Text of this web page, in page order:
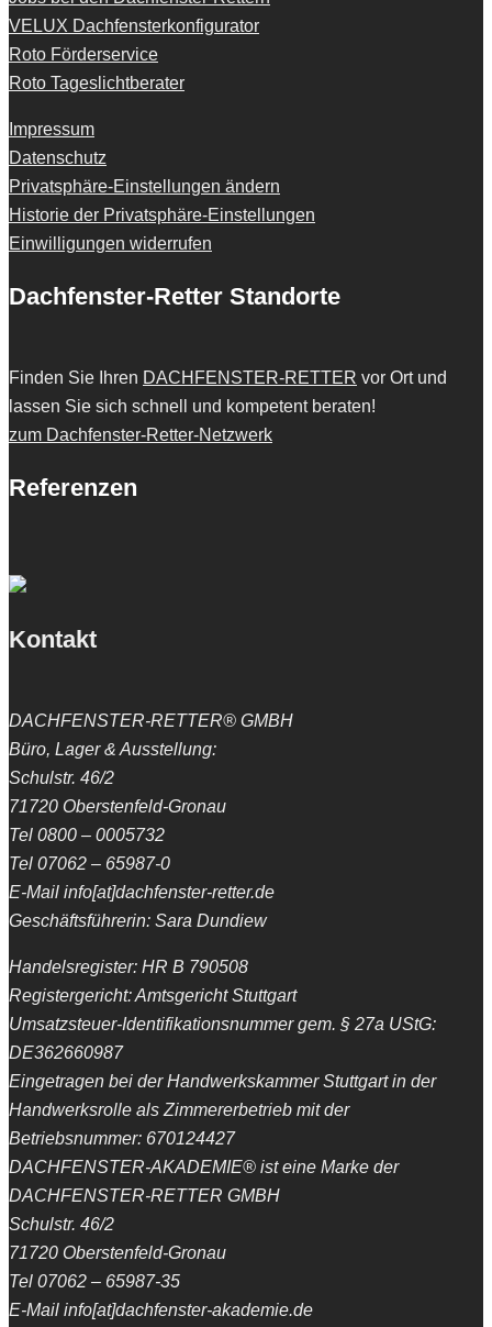
VELUX Dachfensterkonfigurator
Roto Förderservice
Roto Tageslichtberater
Impressum
Datenschutz
Privatsphäre-Einstellungen ändern
Historie der Privatsphäre-Einstellungen
Einwilligungen widerrufen
Dachfenster-Retter Standorte
Finden Sie Ihren DACHFENSTER-RETTER vor Ort und
lassen Sie sich schnell und kompetent beraten!
zum Dachfenster-Retter-Netzwerk
Referenzen
Kontakt
DACHFENSTER-RETTER® GMBH
Büro, Lager & Ausstellung:
Schulstr. 46/2
71720 Oberstenfeld-Gronau
Tel 0800 – 0005732
Tel 07062 – 65987-0
E-Mail info[at]dachfenster-retter.de
Geschäftsführerin: Sara Dundiew
Handelsregister: HR B 790508
Registergericht: Amtsgericht Stuttgart
Umsatzsteuer-Identifikationsnummer gem. § 27a UStG:
DE362660987
Eingetragen bei der Handwerkskammer Stuttgart in der
Handwerksrolle als Zimmererbetrieb mit der
Betriebsnummer: 670124427
DACHFENSTER-AKADEMIE® ist eine Marke der
DACHFENSTER-RETTER GMBH
Schulstr. 46/2
71720 Oberstenfeld-Gronau
Tel 07062 – 65987-35
E-Mail info[at]dachfenster-akademie.de